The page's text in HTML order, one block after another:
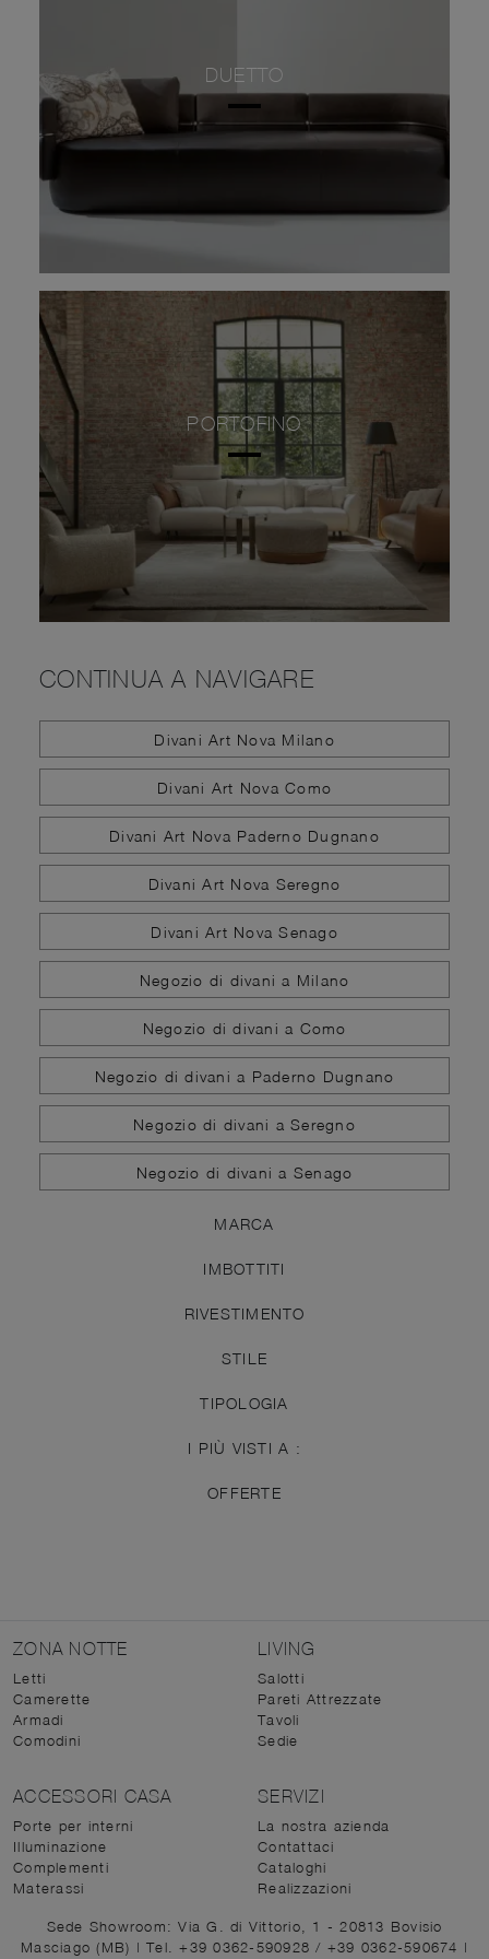
DUETTO
PORTOFINO
CONTINUA A NAVIGARE
Divani Art Nova Milano
Divani Art Nova Como
Divani Art Nova Paderno Dugnano
Divani Art Nova Seregno
Divani Art Nova Senago
Negozio di divani a Milano
Negozio di divani a Como
Negozio di divani a Paderno Dugnano
Negozio di divani a Seregno
Negozio di divani a Senago
MARCA
IMBOTTITI
RIVESTIMENTO
STILE
TIPOLOGIA
I PIÙ VISTI A :
OFFERTE
ZONA NOTTE
Letti
Camerette
Armadi
Comodini
LIVING
Salotti
Pareti Attrezzate
Tavoli
Sedie
ACCESSORI CASA
Porte per interni
Illuminazione
Complementi
Materassi
SERVIZI
La nostra azienda
Contattaci
Cataloghi
Realizzazioni
Sede Showroom: Via G. di Vittorio, 1 - 20813 Bovisio
Masciago (MB) | Tel. +39 0362-590928/ +39 0362-590674 |